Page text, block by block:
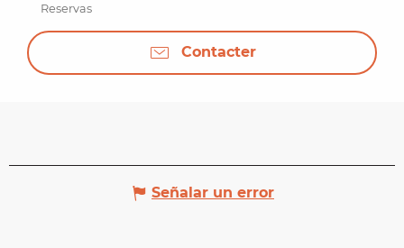
Reservas
Contacter
Señalar un error